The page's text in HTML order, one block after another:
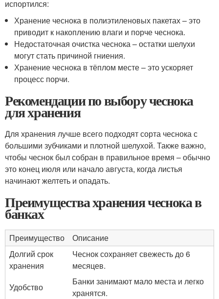
испортился:
Хранение чеснока в полиэтиленовых пакетах – это
приводит к накоплению влаги и порче чеснока.
Недостаточная очистка чеснока – остатки шелухи
могут стать причиной гниения.
Хранение чеснока в тёплом месте – это ускоряет
процесс порчи.
Рекомендации по выбору чеснока
для хранения
Для хранения лучше всего подходят сорта чеснока с
большими зубчиками и плотной шелухой. Также важно,
чтобы чеснок был собран в правильное время – обычно
это конец июля или начало августа, когда листья
начинают желтеть и опадать.
Преимущества хранения чеснока в
банках
Преимущество
Описание
Долгий срок
хранения
Чеснок сохраняет свежесть до 6
месяцев.
Удобство
Банки занимают мало места и легко
хранятся.